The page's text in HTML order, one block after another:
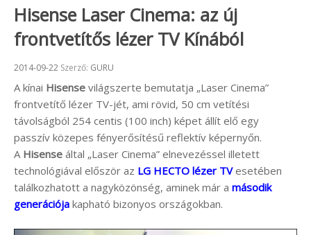
Hisense Laser Cinema: az új
frontvetítős lézer TV Kínából
Beküldve:
2014-09-22 Szerző: GURU
A kínai Hisense világszerte bemutatja „Laser Cinema”
frontvetítő lézer TV-jét, ami rövid, 50 cm vetítési
távolságból 254 centis (100 inch) képet állít elő egy
passzív közepes fényerősítésű reflektív képernyőn.
A Hisense által „Laser Cinema” elnevezéssel illetett
technológiával először az LG HECTO lézer TVesetében
találkozhatott a nagyközönség, aminek már a második
generációja kapható bizonyos országokban.